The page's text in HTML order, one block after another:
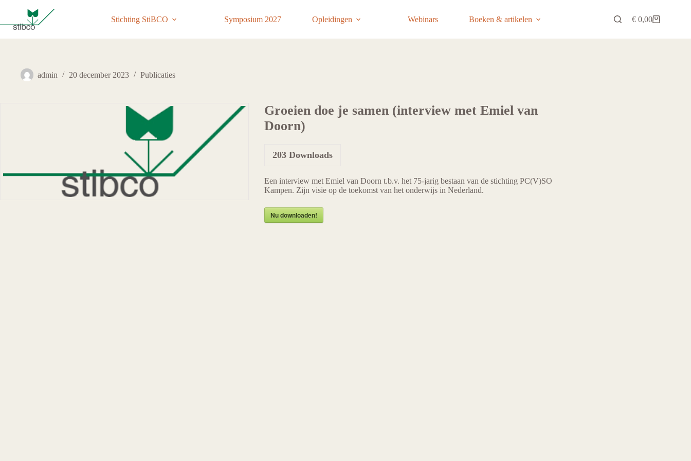
de
inhoud
Stichting StiBCO Symposium 2027 Opleidingen Webinars Boeken & artikelen Winkelwagen
€ 0,00
admin 20 december 2023 Publicaties
Groeien doe je samen (interview met Emiel van
Doorn)
203Downloads
Een interview met Emiel van Doorn t.b.v. het 75-jarig bestaan van de stichting PC(V)SO
Kampen. Zijn visie op de toekomst van het onderwijs in Nederland.
Nu downloaden!